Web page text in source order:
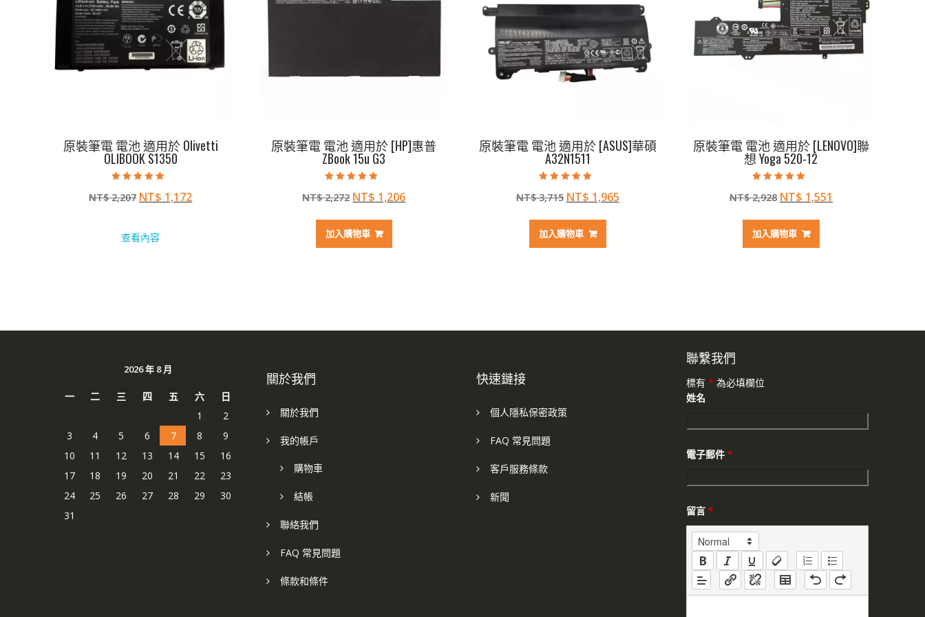
原裝筆電 電池 適用於 Olivetti
OLIBOOK S1350
5.00
滿分 5
NT$2,207 原
格：
NT$ 1,172目
查看內容
原裝筆電 電池 適用於 [HP]惠普
ZBook 15u G3
4.50
滿分 5
NT$2,272 原
價
格：
NT$ 1,206目
加入購物車
原裝筆電 電池 適用於 [ASUS]華碩
A32N1511
5.00
滿分 5
NT$3,715 原
價
格：
NT$ 1,965目
加入購物車
原裝筆電 電池 適用於 [LENOVO]聯
想 Yoga 520-12
5.00
滿分 5
NT$2,928 原
價
格：
NT$ 1,551
加入購物車
2026 年 8 月
一 二 三 四 五 六
日
1
2
3
4 5 6 7 8
9
10
11 12 13 14 15
16
17
18 19 20 21 22
23
24
25 26 27 28 29
30
31
關於我們
關於我們
我的帳戶
購物車
結帳
聯絡我們
FAQ 常見問題
條款和條件
快速鏈接
個人隱私保密政策
FAQ 常見問題
客戶服務條款
新聞
聯繫我們
標有 * 為必填欄位
姓名
電子郵件 *
留言 *